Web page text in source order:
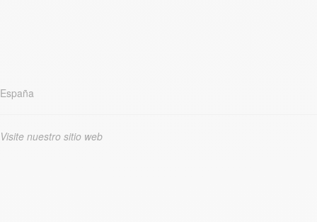
España
Visite nuestro sitio web